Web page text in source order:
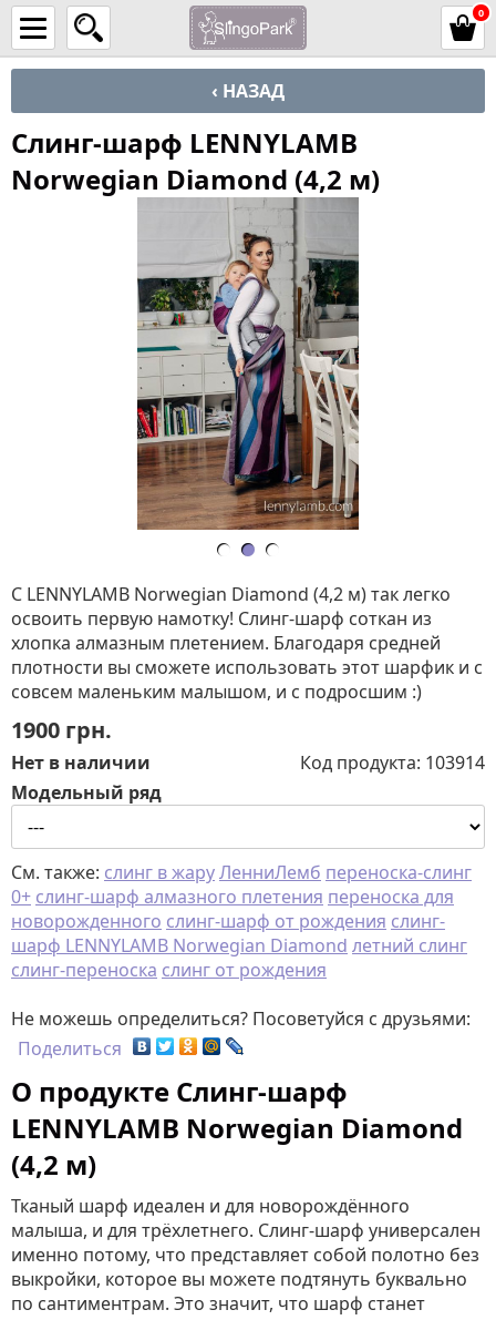
0
‹ НАЗАД
Слинг-шарф LENNYLAMB
Norwegian Diamond (4,2 м)
С LENNYLAMB Norwegian Diamond (4,2 м) так легко
освоить первую намотку! Слинг-шарф соткан из
хлопка алмазным плетением. Благодаря средней
плотности вы сможете использовать этот шарфик и с
совсем маленьким малышом, и с подросшим :)
1900 грн.
Нет в наличии Код продукта: 103914
Модельный ряд
См. также: слинг в жаруЛенниЛемб переноска-слинг
0+ слинг-шарф алмазного плетения переноска для
новорожденного слинг-шарф от рождения cлинг-
шарф LENNYLAMB Norwegian Diamond летний слинг
слинг-переноска слинг от рождения
Не можешь определиться? Посоветуйся с друзьями:
Поделиться
О продукте Слинг-шарф
LENNYLAMB Norwegian Diamond
(4,2 м)
Тканый шарф идеален и для новорождённого
малыша, и для трёхлетнего. Слинг-шарф универсален
именно потому, что представляет собой полотно без
выкройки, которое вы можете подтянуть буквально
по сантиментрам. Это значит, что шарф станет